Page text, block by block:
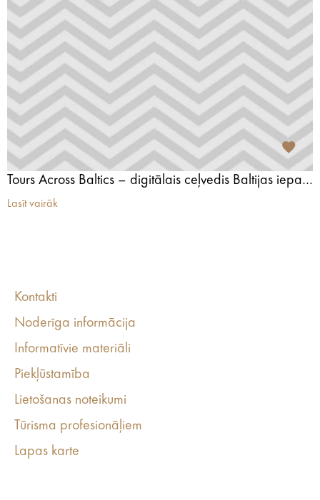
Tours Across Baltics – digitālais ceļvedis Baltijas iepazīšanai
Lasīt vairāk
Kontakti
Noderīga informācija
Informatīvie materiāli
Piekļūstamība
Lietošanas noteikumi
Tūrisma profesionāļiem
Lapas karte